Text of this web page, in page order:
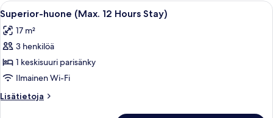
Hours
Stay)
Avaa
kaikki
huonetyypin
Superior-
huone
(Max.
12
Hours
Hotellihuone, jossa on sänky,
7
Superior-huone (Max. 12 Hours Stay)
17 m²
3 henkilöä
1 keskisuuri parisänky
Ilmainen Wi-Fi
Lisätietoja
Lisätietoja